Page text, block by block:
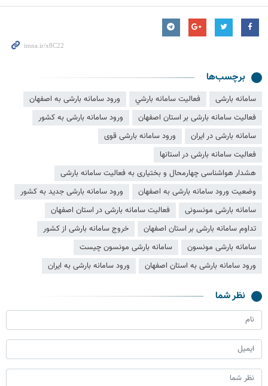
برچسب‌ها
سامانه بارشی فعاليت سامانه بارشي
ورود سامانه بارشی به اصفهان
فعالیت سامانه بارشی بر استان اصفهان
ورود سامانه بارشی به کشور
سامانه بارشی در ایران
ورود سامانه بارشی قوی
فعالیت سامانه بارشی در استانها
هشدار هواشناسی چهارمحال و بختیاری به فعالیت سامانه بارشی
وضعیت ورود سامانه بارشی به اصفهان
ورود سامانه بارشی جدید به کشور
سامانه بارشی مونسونی
فعالیت سامانه بارشی در استان اصفهان
تداوم سامانه بارشی بر استان اصفهان
خروج سامانه بارشی از کشور
سامانه بارشی مونسون
سامانه بارشی مونسون چیست
ورود سامانه بارشی به استان اصفهان
ورود سامانه بارشی به ایران
نظر شما